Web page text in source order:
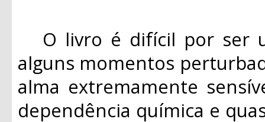
O livro é difícil por ser
alguns momentos
alma extremamente
dependência química e